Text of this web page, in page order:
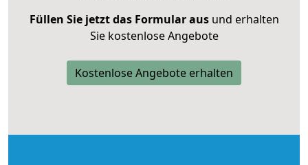
Füllen Sie jetzt das Formular ausund erhalten
Sie kostenlose Angebote
Kostenlose Angebote erhalten